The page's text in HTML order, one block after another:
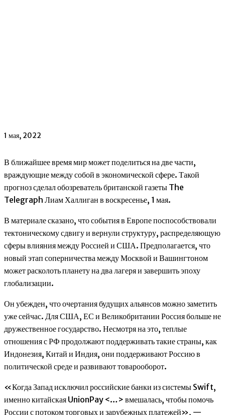
1 мая, 2022
В ближайшее время мир может поделиться на две части,
враждующие между собой в экономической сфере. Такой
прогноз сделал обозреватель британской газеты The
Telegraph Лиам Халлиган в воскресенье, 1 мая.
В материале сказано, что события в Европе поспособствовали
тектоническому сдвигу и вернули структуру, распределяющую
сферы влияния между Россией и США. Предполагается, что
новый этап соперничества между Москвой и Вашингтоном
может расколоть планету на два лагеря и завершить эпоху
глобализации.
Он убежден, что очертания будущих альянсов можно заметить
уже сейчас. Для США, ЕС и Великобритании Россия больше не
дружественное государство. Несмотря на это, теплые
отношения с РФ продолжают поддерживать такие страны, как
Индонезия, Китай и Индия, они поддерживают Россию в
политической среде и развивают товарооборот.
«Когда Запад исключил российские банки из системы Swift,
именно китайская UnionPay <…> вмешалась, чтобы помочь
России с потоком торговых и зарубежных платежей», —